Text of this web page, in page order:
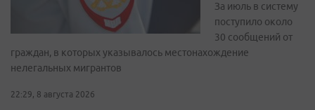
За июль в систему
поступило около
30 сообщений от
граждан, в которых указывалось местонахождение
нелегальных мигрантов
22:29, 8 августа 2026